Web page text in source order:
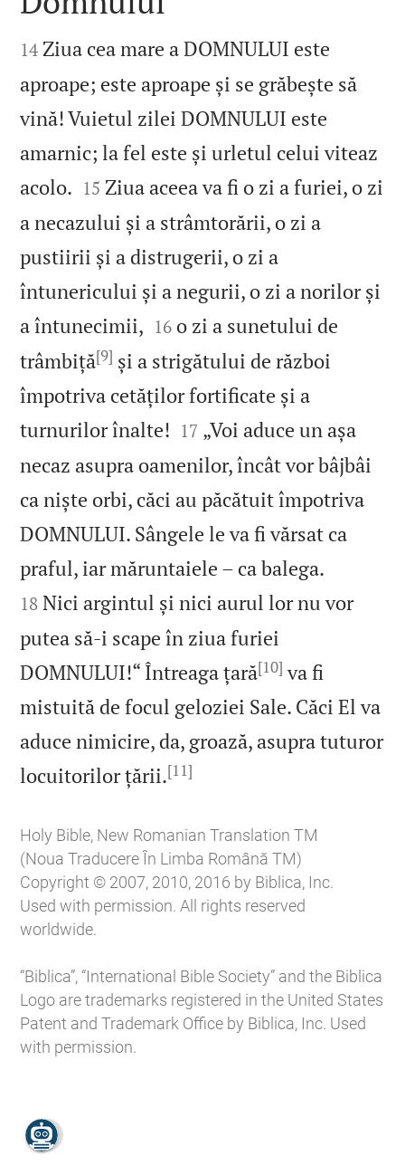


14 Ziua cea mare a DOMNULUI este
aproape; este aproape și se grăbește să
vină! Vuietul zilei DOMNULUI este
amarnic; la fel este și urletul celui viteaz
acolo. 

15 Ziua aceea va fi o zi a furiei, o zi
a necazului și a strâmtorării, o zi a
pustiirii și a distrugerii, o zi a
întunericului și a negurii, o zi a norilor și
a întunecimii, 

16 o zi a sunetului de
trâmbiță[9] și a strigătului de război
împotriva cetăților fortificate și a
turnurilor înalte! 

17 „Voi aduce un așa
necaz asupra oamenilor, încât vor bâjbâi
ca niște orbi, căci au păcătuit împotriva
DOMNULUI. Sângele le va fi vărsat ca
praful, iar măruntaiele – ca balega.
18 Nici argintul și nici aurul lor nu vor
putea să‑i scape în ziua furiei
DOMNULUI!“ Întreaga țară[10] va fi
mistuită de focul geloziei Sale. Căci El va
aduce nimicire, da, groază, asupra tuturor
locuitorilor țării.[11]
Holy Bible, New Romanian Translation TM
(Noua Traducere În Limba Română TM)
Copyright © 2007, 2010, 2016 by Biblica, Inc.
Used with permission. All rights reserved
worldwide.
“Biblica”, “International Bible Society” and the Biblica
Logo are trademarks registered in the United States
Patent and Trademark Office by Biblica, Inc. Used
with permission.